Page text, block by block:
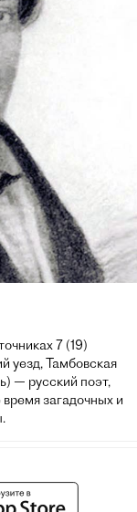
7 (19)
уезд, Тамбовская
— русский поэт,
загадочных и